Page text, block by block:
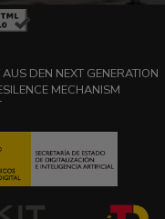
DEN NEXT GENERATION
MECHANISM